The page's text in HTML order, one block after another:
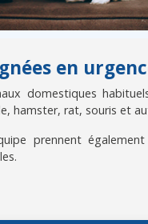
en
domestiques
hamster, rat, souris et
prennent